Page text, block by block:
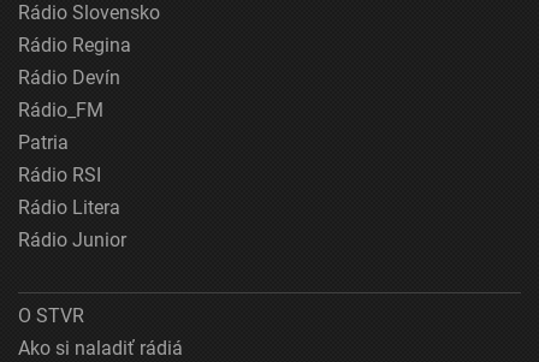
Rádio Slovensko
Rádio Regina
Rádio Devín
Rádio_FM
Patria
Rádio RSI
Rádio Litera
Rádio Junior
O STVR
Ako si naladiť rádiá